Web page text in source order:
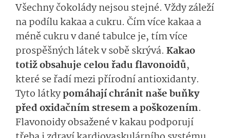
Všechny čokolády nejsou stejné. Vždy záleží
na podílu kakaa a cukru. Čím více kakaa a
méně cukru v dané tabulce je, tím více
prospěšných látek v sobě skrývá. Kakao
totiž obsahuje celou řadu flavonoidů,
které se řadí mezi přírodní antioxidanty.
Tyto látkypomáhají chránit naše buňky
před oxidačním stresem a poškozením.
Flavonoidy obsažené v kakau podporují